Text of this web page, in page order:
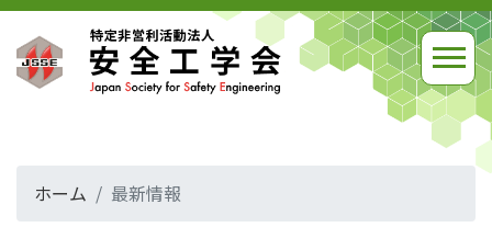
ホーム 最新情報